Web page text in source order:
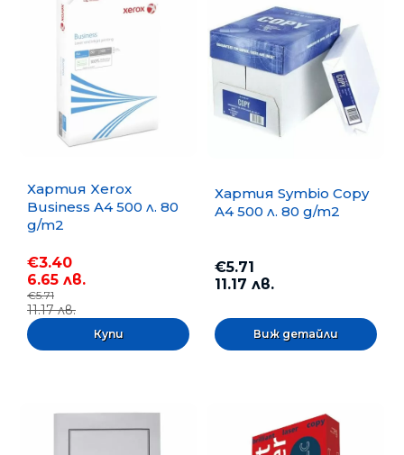
Хартия Xerox
Business A4 500 л. 80
g/m2
€3.40
6.65 лв.
€5.71
11.17 лв.
Хартия Symbio Copy
A4 500 л. 80 g/m2
€5.71
11.17 лв.
Виж детайли